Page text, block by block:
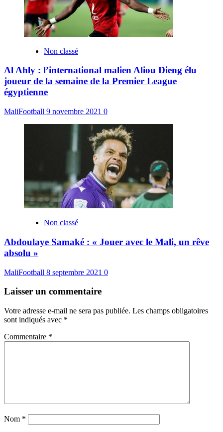
Non classé
Al Ahly : l’international malien Aliou Dieng élu
joueur de la semaine de la Premier League
égyptienne
MaliFootball 9 novembre 2021 0
Non classé
Abdoulaye Samaké : « Jouer avec le Mali, un rêve
absolu »
MaliFootball 8 septembre 2021 0
Laisser un commentaire
Votre adresse e-mail ne sera pas publiée. Les champs obligatoires
sont indiqués avec *
Commentaire *
Nom *